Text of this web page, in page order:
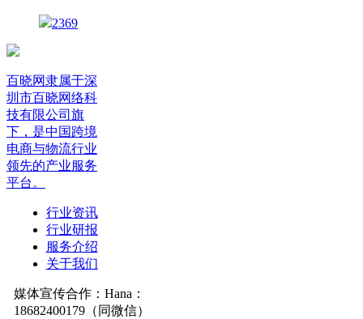
2369
百晓网隶属于深
圳市百晓网络科
技有限公司旗
下，是中国跨境
电商与物流行业
领先的产业服务
平台。
行业资讯
行业研报
服务介绍
关于我们
媒体宣传合作：Hana：
18682400179（同微信）